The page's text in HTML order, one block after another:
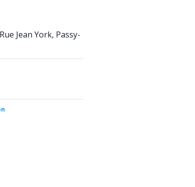
Jean York, Passy-